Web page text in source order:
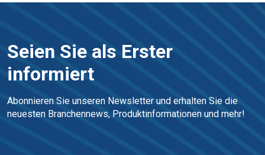
Seien Sie als Erster
informiert
Abonnieren Sie unseren Newsletter und erhalten Sie die
neuesten Branchennews, Produktinformationen und mehr!